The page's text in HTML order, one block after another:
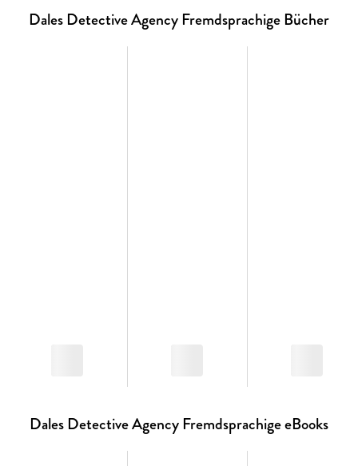
Dales Detective Agency Fremdsprachige Bücher
Dales Detective Agency Fremdsprachige eBooks